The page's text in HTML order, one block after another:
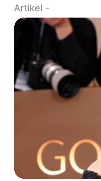
Artikel -